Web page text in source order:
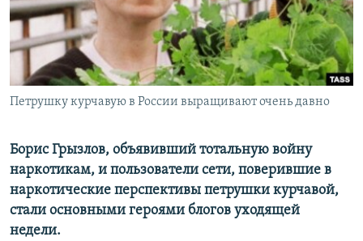
РАСПИСАНИЕ ВЕЩАНИЯ
ПОДПИШИТЕСЬ НА РАССЫЛКУ
СОЦИАЛЬНЫЕ СЕТИ
Все сайты РСЕ/РС
Петрушку курчавую в России выращивают очень давно
Борис Грызлов, объявивший тотальную войну
наркотикам, и пользователи сети, поверившие в
наркотические перспективы петрушки курчавой,
стали основными героями блогов уходящей
недели.